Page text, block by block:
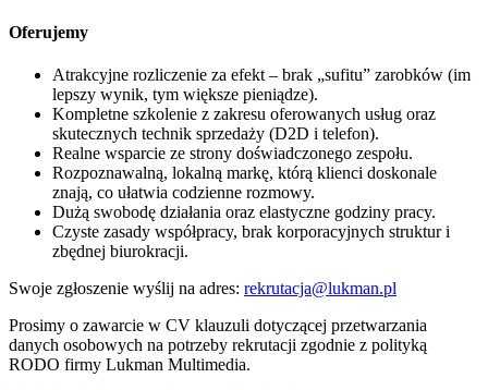
Oferujemy
Atrakcyjne rozliczenie za efekt – brak „sufitu” zarobków (im
lepszy wynik, tym większe pieniądze).
Kompletne szkolenie z zakresu oferowanych usług oraz
skutecznych technik sprzedaży (D2D i telefon).
Realne wsparcie ze strony doświadczonego zespołu.
Rozpoznawalną, lokalną markę, którą klienci doskonale
znają, co ułatwia codzienne rozmowy.
Dużą swobodę działania oraz elastyczne godziny pracy.
Czyste zasady współpracy, brak korporacyjnych struktur i
zbędnej biurokracji.
Swoje zgłoszenie wyślij na adres: rekrutacja@lukman.pl
Prosimy o zawarcie w CV klauzuli dotyczącej przetwarzania
danych osobowych na potrzeby rekrutacji zgodnie z polityką
RODO firmy Lukman Multimedia.